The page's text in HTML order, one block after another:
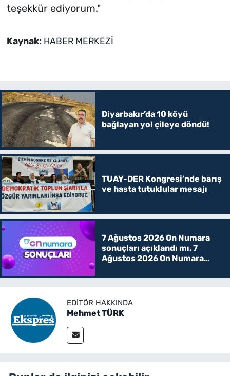
teşekkür ediyorum."
Kaynak: HABER MERKEZİ
Diyarbakır’da 10 köyü
bağlayan yol çileye döndü!
TUAY-DER Kongresi’nde barış
ve hasta tutuklular mesajı
7 Ağustos 2026 On Numara
sonuçları açıklandı mı, 7
Ağustos 2026 On Numara
EDITÖR HAKKINDA
Mehmet TÜRK